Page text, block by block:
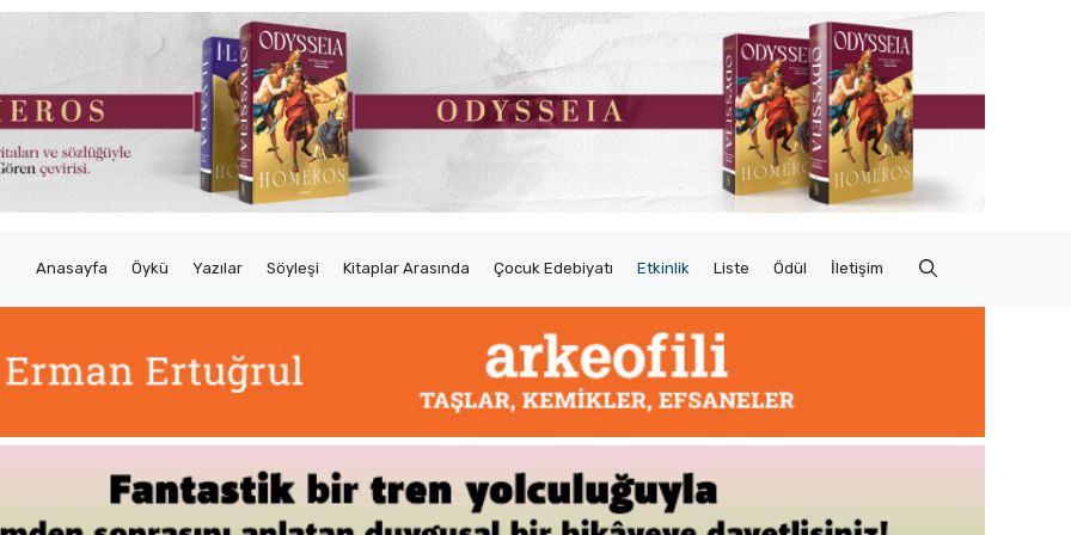
Anasayfa Öykü Yazılar Söyleşi Kitaplar Arasında Çocuk Edebiyatı Etkinlik Liste Ödül İletişim